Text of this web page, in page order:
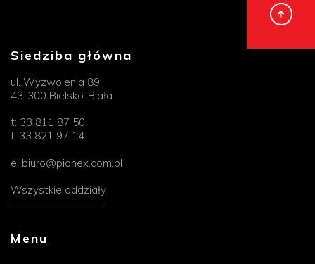
Siedziba główna
ul. Wyzwolenia 89
43-300 Bielsko-Biała
t: 33 811 87 50
f: 33 821 97 14
e: biuro@pionex.com.pl
Wszystkie oddziały
Menu